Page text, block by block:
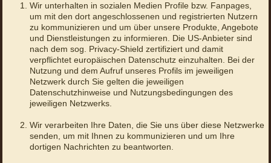
Wir unterhalten in sozialen Medien Profile bzw. Fanpages,
um mit den dort angeschlossenen und registrierten Nutzern
zu kommunizieren und um über unsere Produkte, Angebote
und Dienstleistungen zu informieren. Die US-Anbieter sind
nach dem sog. Privacy-Shield zertifiziert und damit
verpflichtet europäischen Datenschutz einzuhalten. Bei der
Nutzung und dem Aufruf unseres Profils im jeweiligen
Netzwerk durch Sie gelten die jeweiligen
Datenschutzhinweise und Nutzungsbedingungen des
jeweiligen Netzwerks.
Wir verarbeiten Ihre Daten, die Sie uns über diese Netzwerke
senden, um mit Ihnen zu kommunizieren und um Ihre
dortigen Nachrichten zu beantworten.